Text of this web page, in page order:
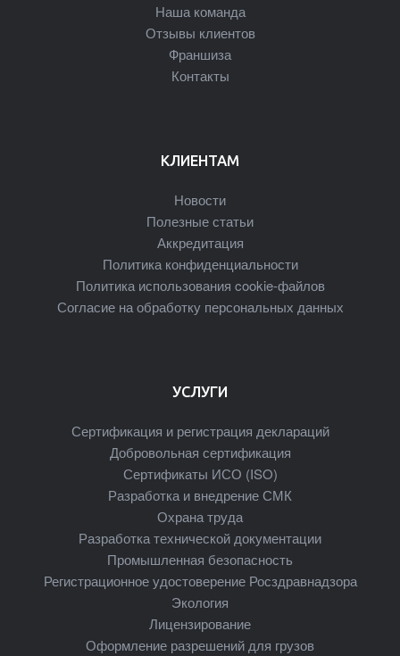
Наша команда
Отзывы клиентов
Франшиза
Контакты
КЛИЕНТАМ
Новости
Полезные статьи
Аккредитация
Политика конфиденциальности
Политика использования cookie-файлов
Согласие на обработку персональных данных
УСЛУГИ
Сертификация и регистрация деклараций
Добровольная сертификация
Сертификаты ИСО (ISO)
Разработка и внедрение СМК
Охрана труда
Разработка технической документации
Промышленная безопасность
Регистрационное удостоверение Росздравнадзора
Экология
Лицензирование
Оформление разрешений для грузов